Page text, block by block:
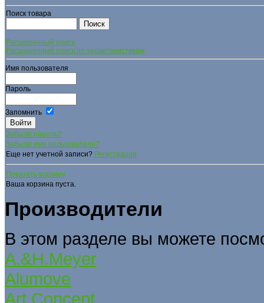
Поиск товара
Расширенный поиск
Расширенный поиск по характеристикам
Имя пользователя
Пароль
Запомнить
Забыли пароль?
Забыли имя пользователя?
Еще нет учетной записи? Регистрация
Показать корзину
Ваша корзина пуста.
Производители
В этом разделе вы можете
A.&H.Meyer
Alumove
Art Concept